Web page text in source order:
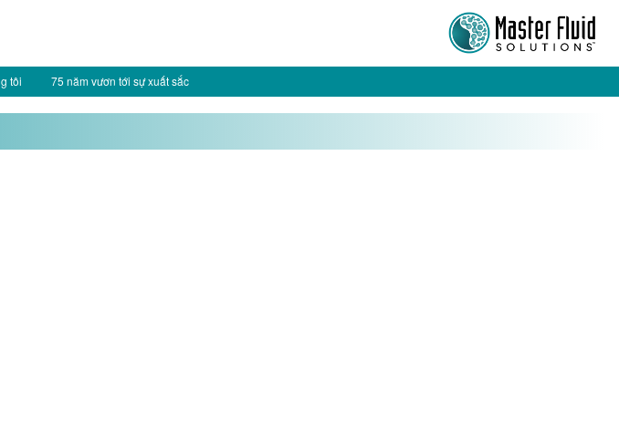
tôi 75 năm vươn tới sự xuất sắc